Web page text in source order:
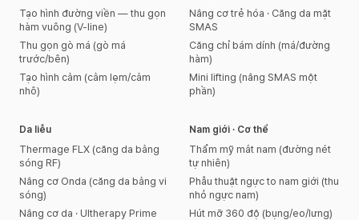
Tạo hình đường viền — thu gọn
hàm vuông (V-line)
Thu gọn gò má (gò má
trước/bên)
Tạo hình cằm (cằm lẹm/cằm
nhô)
Nâng cơ trẻ hóa · Căng da mặt
SMAS
Căng chỉ bám dính (má/đường
hàm)
Mini lifting (nâng SMAS một
phần)
Da liễu
Thermage FLX (căng da bằng
sóng RF)
Nâng cơ Onda (căng da bằng vi
sóng)
Nâng cơ da · Ultherapy Prime
Nam giới · Cơ thể
Thẩm mỹ mắt nam (đường nét
tự nhiên)
Phẫu thuật ngực to nam giới (thu
nhỏ ngực nam)
Hút mỡ 360 độ (bụng/eo/lưng)